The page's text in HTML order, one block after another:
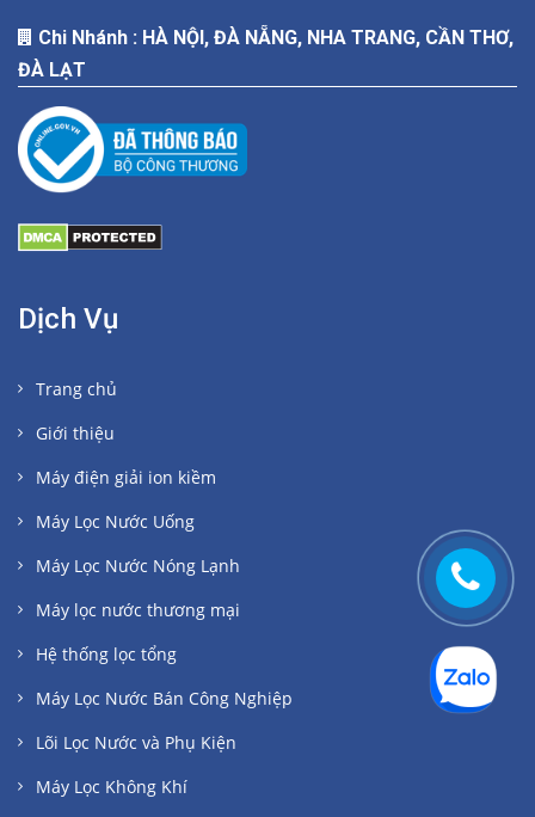
Chi Nhánh : HÀ NỘI, ĐÀ NẴNG, NHA TRANG, CẦN THƠ,
ĐÀ LẠT
Dịch Vụ
Trang chủ
Giới thiệu
Máy điện giải ion kiềm
Máy Lọc Nước Uống
Máy Lọc Nước Nóng Lạnh
Máy lọc nước thương mại
Hệ thống lọc tổng
Máy Lọc Nước Bán Công Nghiệp
Lõi Lọc Nước và Phụ Kiện
Máy Lọc Không Khí